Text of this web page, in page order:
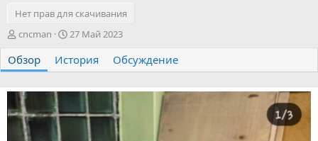
Нет прав для скачивания
А
т
о
р
cncman
Д
т
а
с
з
27 Май 2023
Обзор История Обсуждение